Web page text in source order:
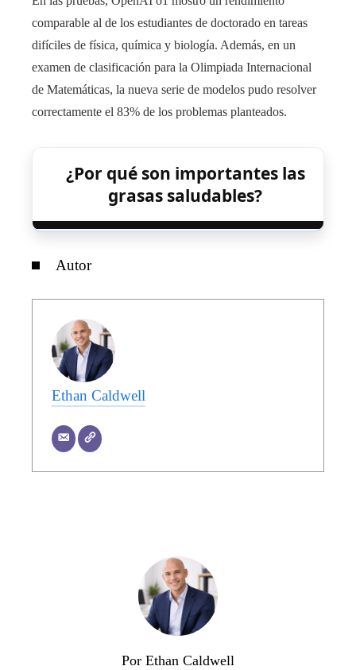
comparable al de los estudiantes de doctorado en tareas
difíciles de física, química y biología. Además, en un
examen de clasificación para la Olimpiada Internacional
de Matemáticas, la nueva serie de modelos pudo resolver
correctamente el 83% de los problemas planteados.
¿Por qué son importantes las
grasas saludables?
Autor
Ethan Caldwell
Por Ethan Caldwell